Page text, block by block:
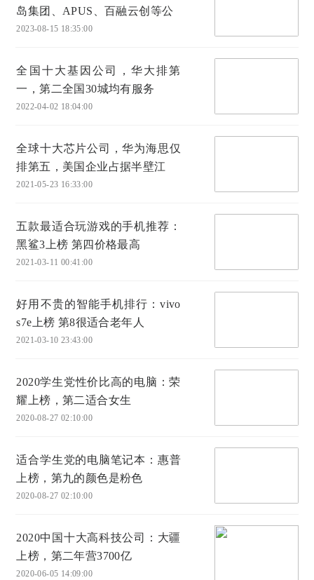
岛集团、APUS、百融云创等公
2023-08-15 18:35:00
全国十大基因公司，华大排第
一，第二全国30城均有服务
2022-04-02 18:04:00
全球十大芯片公司，华为海思仅
排第五，美国企业占据半壁江
2021-05-23 16:33:00
五款最适合玩游戏的手机推荐：
黑鲨3上榜 第四价格最高
2021-03-11 00:41:00
好用不贵的智能手机排行：vivo
s7e上榜 第8很适合老年人
2021-03-10 23:43:00
2020学生党性价比高的电脑：荣
耀上榜，第二适合女生
2020-08-27 02:10:00
适合学生党的电脑笔记本：惠普
上榜，第九的颜色是粉色
2020-08-27 02:10:00
2020中国十大高科技公司：大疆
上榜，第二年营3700亿
2020-06-05 14:09:00